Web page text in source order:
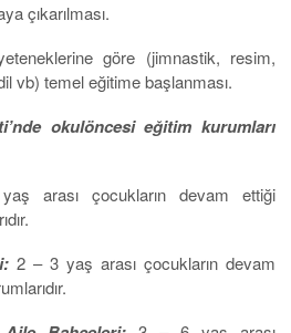
çıkarılması.
göre (jimnastik, resim,
vb) temel eğitime başlanması.
okulöncesi eğitim kurumları
arası çocukların devam ettiği
2 – 3 yaş arası çocukların devam